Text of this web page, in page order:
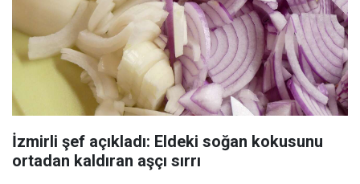
İzmirli şef açıkladı: Eldeki soğan kokusunu
ortadan kaldıran aşçı sırrı